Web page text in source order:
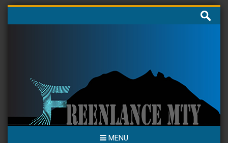
Skip
Buscar:
MENU